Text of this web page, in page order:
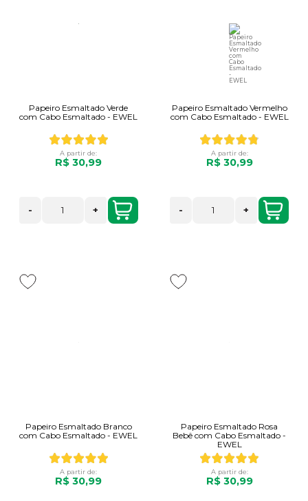
Papeiro Esmaltado Verde
com Cabo Esmaltado - EWEL
A partir de:
R$ 30,99
- +
Papeiro Esmaltado Vermelho
com Cabo Esmaltado - EWEL
A partir de:
R$ 30,99
- +
Papeiro Esmaltado Branco
com Cabo Esmaltado - EWEL
A partir de:
R$ 30,99
Papeiro Esmaltado Rosa
Bebê com Cabo Esmaltado -
EWEL
A partir de:
R$ 30,99